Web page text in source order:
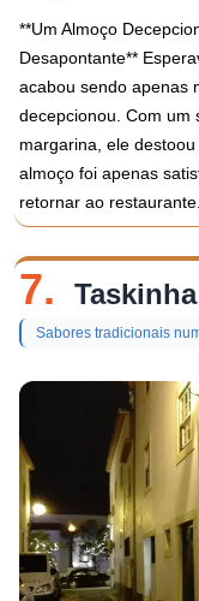
**Um Almoço
Desapontante**
acabou sendo apenas
decepcionou. Com um
margarina, ele
almoço foi apenas
retornar ao restaurante.
7.
Sabores tradicionais